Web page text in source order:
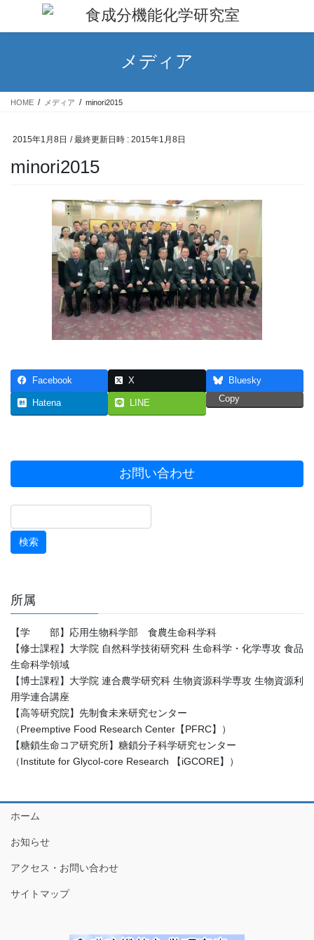
テ
ス
ゲ
ン
メディア
HOME メディア minori2015
2015年1月8日 / 最終更新日時 : 2015年1月8日
minori2015
Facebook X Bluesky
Hatena LINE Copy
お問い合わせ
所属
【学 部】応用生物科学部 食農生命科学科
【修士課程】大学院 自然科学技術研究科 生命科学・化学専攻 食品
生命科学領域
【博士課程】大学院 連合農学研究科 生物資源科学専攻 生物資源利
用学連合講座
【高等研究院】先制食未来研究センター
（Preemptive Food Research Center【PFRC】）
【糖鎖生命コア研究所】糖鎖分子科学研究センター
（Institute for Glycol-core Research 【iGCORE】）
ホーム
お知らせ
アクセス・お問い合わせ
サイトマップ